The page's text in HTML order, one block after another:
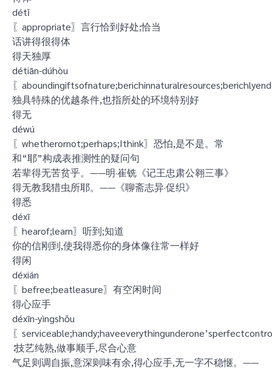
détǐ
〖appropriate〗言行恰到好处;恰当
话讲得很得体
得天独厚
détiān-dúhòu
〖
独具特殊的优越条件,也指所处的环境特别好
得无
déwú
〖whetherornot;perhaps;Ithink〗恐怕,是不是。常
和“耶”构成表推测性的疑问句
若辈得无苦贫乎。——明·崔铣《记王忠肃公翱三事》
得无教我猎虫所耶。——《聊斋志异·促织》
得悉
déxī
〖hearof;learn〗听到;知道
你的信刚到,使我得悉你的身体像往常一样好
得闲
déxián
〖befree;beatleasure〗有空闲时间
得心应手
déxīn-yìngshǒu
〖
∶技艺纯熟,做事顺手,尽合心意
气足则调自振,意深则味有余,得心应手,无一字不稳惬。——